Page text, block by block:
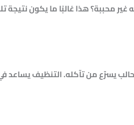
محببة؟ هذا غالبًا ما يكون نتيجة
يسرّع من تآكله. التنظيف يساعد